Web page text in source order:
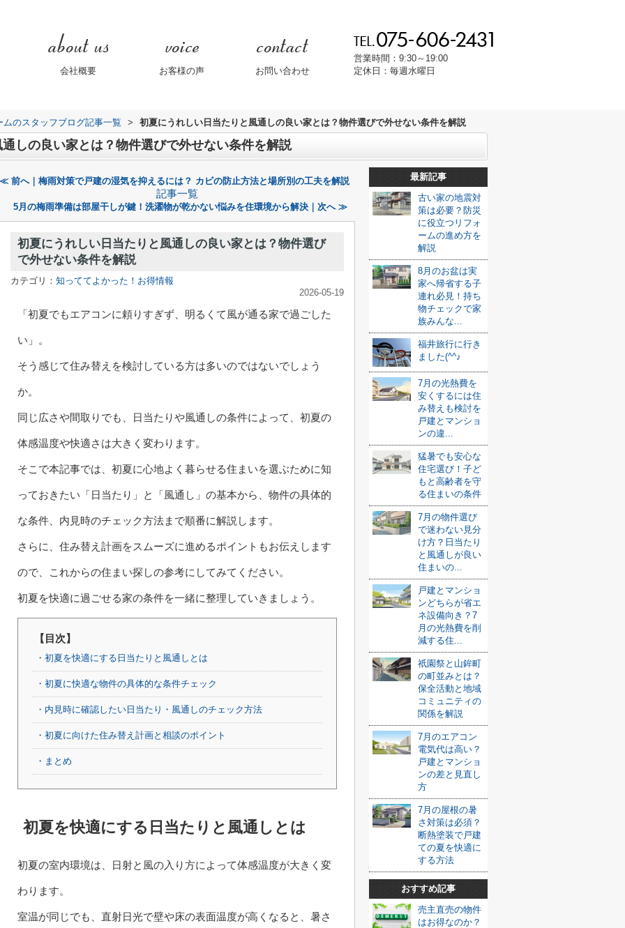
会社概要 お客様の声 お問い合わせ
営業時間：9:30～19:00
定休日：毎週水曜日
のスタッフブログ記事一覧 > 初夏にうれしい日当たりと風通しの良い家とは？物件選びで外せない条件を解説
しの良い家とは？物件選びで外せない条件を解説
≪ 前へ｜梅雨対策で戸建の湿気を抑えるには？ カビの防止方法と場所別の工夫を解説
記事一覧
5月の梅雨準備は部屋干しが鍵！洗濯物が乾かない悩みを住環境から解決｜次へ ≫
初夏にうれしい日当たりと風通しの良い家とは？物件選び
で外せない条件を解説
カテゴリ： 知っててよかった！お得情報
2026-05-19
「初夏でもエアコンに頼りすぎず、明るくて風が通る家で過ごした
い」。
そう感じて住み替えを検討している方は多いのではないでしょう
か。
同じ広さや間取りでも、日当たりや風通しの条件によって、初夏の
体感温度や快適さは大きく変わります。
そこで本記事では、初夏に心地よく暮らせる住まいを選ぶために知
っておきたい「日当たり」と「風通し」の基本から、物件の具体的
な条件、内見時のチェック方法まで順番に解説します。
さらに、住み替え計画をスムーズに進めるポイントもお伝えします
ので、これからの住まい探しの参考にしてみてください。
初夏を快適に過ごせる家の条件を一緒に整理していきましょう。
【目次】
・初夏を快適にする日当たりと風通しとは
・初夏に快適な物件の具体的な条件チェック
・内見時に確認したい日当たり・風通しのチェック方法
・初夏に向けた住み替え計画と相談のポイント
・まとめ
初夏を快適にする日当たりと風通しとは
初夏の室内環境は、日射と風の入り方によって体感温度が大きく変
わります。
室温が同じでも、直射日光で壁や床の表面温度が高くなると、暑さ
最新記事
古い家の地震対
策は必要？防災
に役立つリフォ
ームの進め方を
解説
8月のお盆は実
家へ帰省する子
連れ必見！持ち
物チェックで家
族みんな...
福井旅行に行き
ました(^^♪
7月の光熱費を
安くするには住
み替えも検討を
戸建とマンショ
ンの違...
猛暑でも安心な
住宅選び！子ど
もと高齢者を守
る住まいの条件
7月の物件選び
で迷わない見分
け方？日当たり
と風通しが良い
住まいの...
戸建とマンショ
ンどちらが省エ
ネ設備向き？7
月の光熱費を削
減する住...
祇園祭と山鉾町
の町並みとは？
保全活動と地域
コミュニティの
関係を解説
7月のエアコン
電気代は高い？
戸建とマンショ
ンの差と見直し
方
7月の屋根の暑
さ対策は必須？
断熱塗装で戸建
ての夏を快適に
する方法
おすすめ記事
売主直売の物件
はお得なのか？